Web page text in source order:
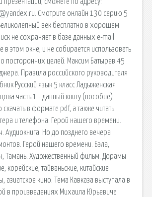
Смотрите онлайн 130 серию 5
век бесплатно в хорошем
не сохраняет в базе данных e-mail
в этом окне, и не собирается использовать
посторонних целей. Максим Батырев 45
Правила российского руководителя
Русский язык 5 класс Ладыженская
часть 1 - данный книгу (пособие)
в формате pdf, а также читать
и телефона. Герой нашего времени.
Аудиокнига. Но до позднего вечера
Герой нашего времени. Бэла,
Тамань. Художественный фильм. Дорамы
корейские, тайваньские, китайские
кино. Тема Кавказа выступала в
в произведениях Михаила Юрьевича